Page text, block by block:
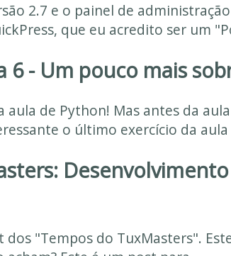
2.7 e o painel de
que eu acredito ser um
6 - Um pouco mais
aula de Python! Mas antes da
o último exercício da aula
dos "Tempos do TuxMasters".